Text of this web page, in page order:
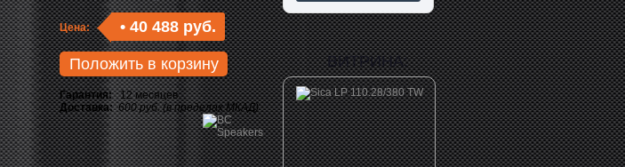
Цена: • 40 488 руб.
Положить в корзину
Гарантия:12 месяцев
Доставка: 600 руб. (в пределах МКАД)
ВИТРИНА: